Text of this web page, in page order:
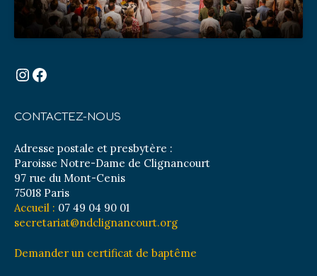
Instagram
Facebook
CONTACTEZ-NOUS
Adresse postale et presbytère :
Paroisse Notre-Dame de Clignancourt
97 rue du Mont-Cenis
75018 Paris
Accueil : 07 49 04 90 01
secretariat@ndclignancourt.org
Demander un certificat de baptême